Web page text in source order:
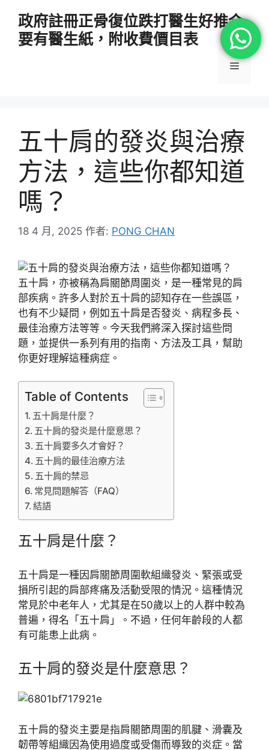
政府註冊正骨復位跌打醫生好推介
要有醫生紙，附收費價目表
選
五十肩的發炎與治療
方法，這些你都知道
嗎？
18 4 月, 2025 作者: PONG CHAN
五十肩，亦被稱為肩關節周圍炎，是一種常見的肩
部疾病。許多人對於五十肩的認知存在一些誤區，
也有不少疑問，例如五十肩是否發炎、病程多長、
最佳治療方法等等。今天我們將深入探討這些問
題，並提供一系列有用的指南、方法及工具，幫助
你更好理解這種病症。
Table of Contents
五十肩是什麼？
五十肩的發炎是什麼意思？
五十肩要多久才會好？
五十肩的最佳治療方法
五十肩的禁忌
常見問題解答（FAQ）
結語
五十肩是什麼？
五十肩是一種因肩關節周圍軟組織發炎、緊張或受
損所引起的肩部疼痛及活動受限的情況。這種情況
常見於中老年人，尤其是在50歲以上的人群中較為
普遍，得名「五十肩」。不過，任何年齡段的人都
有可能患上此病。
五十肩的發炎是什麼意思？
五十肩的發炎主要是指肩關節周圍的肌腱、滑囊及
韌帶等組織因為使用過度或受傷而導致的炎症。當